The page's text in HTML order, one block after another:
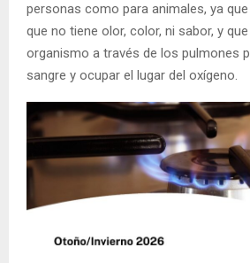
personas como para animales, ya
que no tiene olor, color, ni sabor, y que
organismo a través de los pulmones
sangre y ocupar el lugar del oxígeno.